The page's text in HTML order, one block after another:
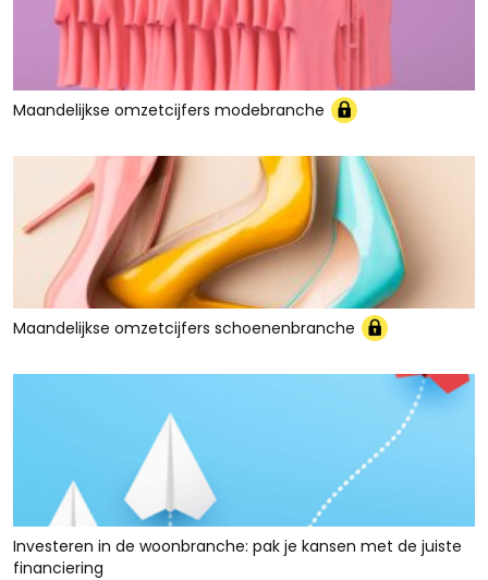
Maandelijkse omzetcijfers modebranche
Maandelijkse omzetcijfers schoenenbranche
Investeren in de woonbranche: pak je kansen met de juiste
financiering